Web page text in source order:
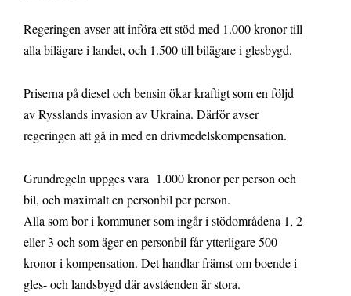
Regeringen avser att införa ett stöd med 1.000 kronor till
alla bilägare i landet, och 1.500 till bilägare i glesbygd.
Priserna på diesel och bensin ökar kraftigt som en följd
av Rysslands invasion av Ukraina. Därför avser
regeringen att gå in med en drivmedelskompensation.
Grundregeln uppges vara 1.000 kronor per person och
bil, och maximalt en personbil per person.
Alla som bor i kommuner som ingår i stödområdena 1, 2
eller 3 och som äger en personbil får ytterligare 500
kronor i kompensation. Det handlar främst om boende i
gles- och landsbygd där avståenden är stora.